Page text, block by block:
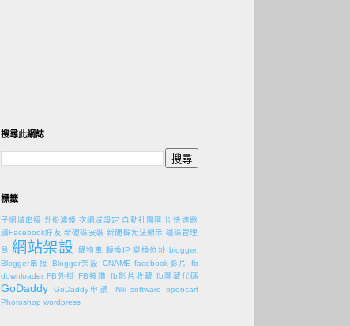
搜尋此網誌
標籤
子網域串接 外掛濾鏡 次網域設定 自動社團匯出 快速邀
請Facebook好友 新硬碟安裝 新硬碟無法顯示 磁碟管理
員 網站架設 購物車 轉換IP 變換位址 blogger
Blogger串接
Blogger架設 CNAME facebook影片
fb
downloader FB外掛 FB按讚 fb影片收藏 fb隱藏代碼
GoDaddy GoDaddy申請 Nik software
opencart
Photoshop wordpress